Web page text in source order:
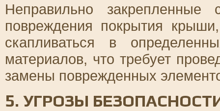
Неправильно закрепленные
повреждения покрытия
скапливаться в
материалов, что требует
замены поврежденных
5. УГРОЗЫ